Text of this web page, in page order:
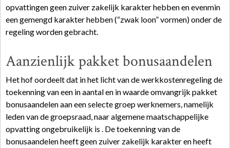
opvattingen geen zuiver zakelijk karakter hebben en evenmin
een gemengd karakter hebben (“zwak loon” vormen) onder de
regeling worden gebracht.
Aanzienlijk pakket bonusaandelen
Het hof oordeelt dat in het licht van de werkkostenregeling de
toekenning van een in aantal en in waarde omvangrijk pakket
bonusaandelen aan een selecte groep werknemers, namelijk
leden van de groepsraad, naar algemene maatschappelijke
opvatting ongebruikelijk is . De toekenning van de
bonusaandelen heeft geen zuiver zakelijk karakter en heeft